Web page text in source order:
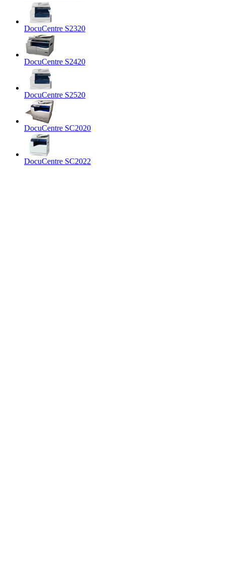
DocuCentre S2320
DocuCentre S2420
DocuCentre S2520
DocuCentre SC2020
DocuCentre SC2022